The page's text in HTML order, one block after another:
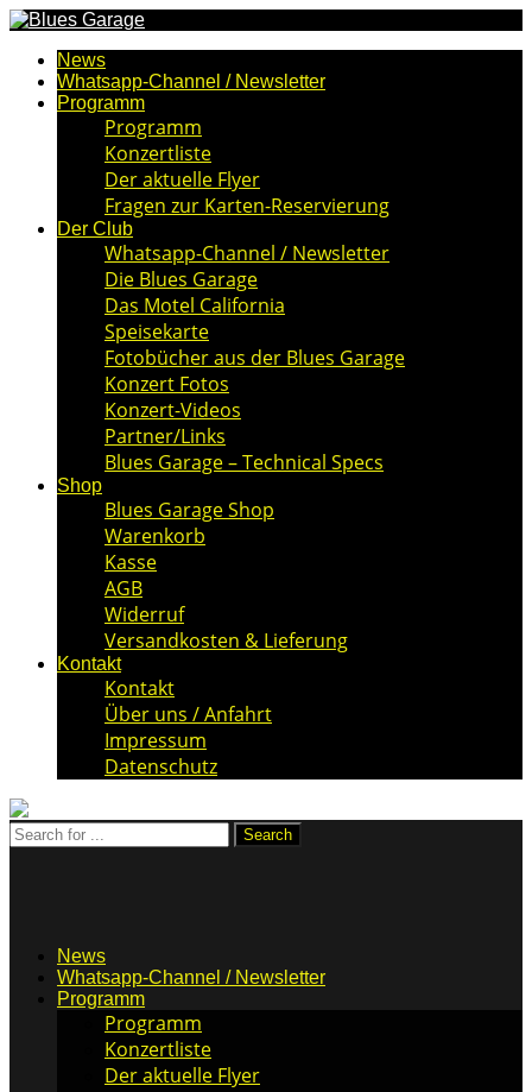
News
Whatsapp-Channel / Newsletter
Programm
Programm
Konzertliste
Der aktuelle Flyer
Fragen zur Karten-Reservierung
Der Club
Whatsapp-Channel / Newsletter
Die Blues Garage
Das Motel California
Speisekarte
Fotobücher aus der Blues Garage
Konzert Fotos
Konzert-Videos
Partner/Links
Blues Garage – Technical Specs
Shop
Blues Garage Shop
Warenkorb
Kasse
AGB
Widerruf
Versandkosten & Lieferung
Kontakt
Kontakt
Über uns / Anfahrt
Impressum
Datenschutz
News
Whatsapp-Channel / Newsletter
Programm
Programm
Konzertliste
Der aktuelle Flyer